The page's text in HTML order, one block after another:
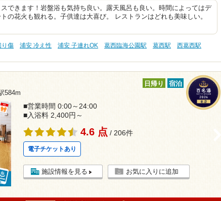
できます！岩盤浴も気持ち良い。露天風呂も良い。時間によってはデ
の花火も観れる。子供達は大喜び。 レストランはどれも美味しい。
り傷 浦安 冷え性 浦安 子連れOK 葛西臨海公園駅 葛西駅
西葛西駅
584m
日帰り 宿泊
■営業時間 0:00～24:00
■入浴料 2,400円～
4.6 点 / 206件
電子チケットあり
施設情報を見る お気に入りに追加